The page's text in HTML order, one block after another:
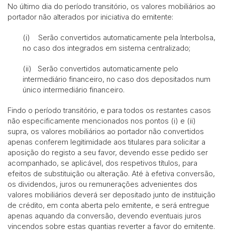
No último dia do período transitório, os valores mobiliários ao
portador não alterados por iniciativa do emitente:
(i) Serão convertidos automaticamente pela Interbolsa,
no caso dos integrados em sistema centralizado;
(ii) Serão convertidos automaticamente pelo
intermediário financeiro, no caso dos depositados num
único intermediário financeiro.
Findo o período transitório, e para todos os restantes casos
não especificamente mencionados nos pontos (i) e (ii)
supra, os valores mobiliários ao portador não convertidos
apenas conferem legitimidade aos titulares para solicitar a
aposição do registo a seu favor, devendo esse pedido ser
acompanhado, se aplicável, dos respetivos títulos, para
efeitos de substituição ou alteração. Até à efetiva conversão,
os dividendos, juros ou remunerações advenientes dos
valores mobiliários deverá ser depositado junto de instituição
de crédito, em conta aberta pelo emitente, e será entregue
apenas aquando da conversão, devendo eventuais juros
vincendos sobre estas quantias reverter a favor do emitente.